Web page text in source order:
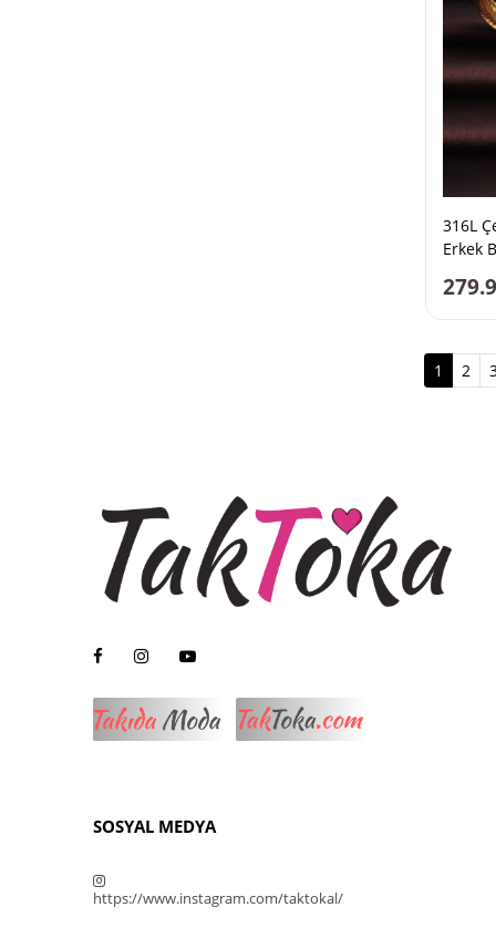
316L
Erkek
1 2
SOSYAL MEDYA
https://www.instagram.com/taktokal/